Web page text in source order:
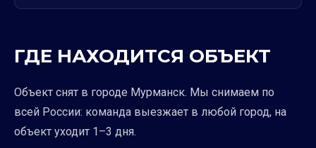
ГДЕ НАХОДИТСЯ ОБЪЕКТ
Объект снят в городе Мурманск. Мы снимаем по
всей России: команда выезжает в любой город, на
объект уходит 1–3 дня.